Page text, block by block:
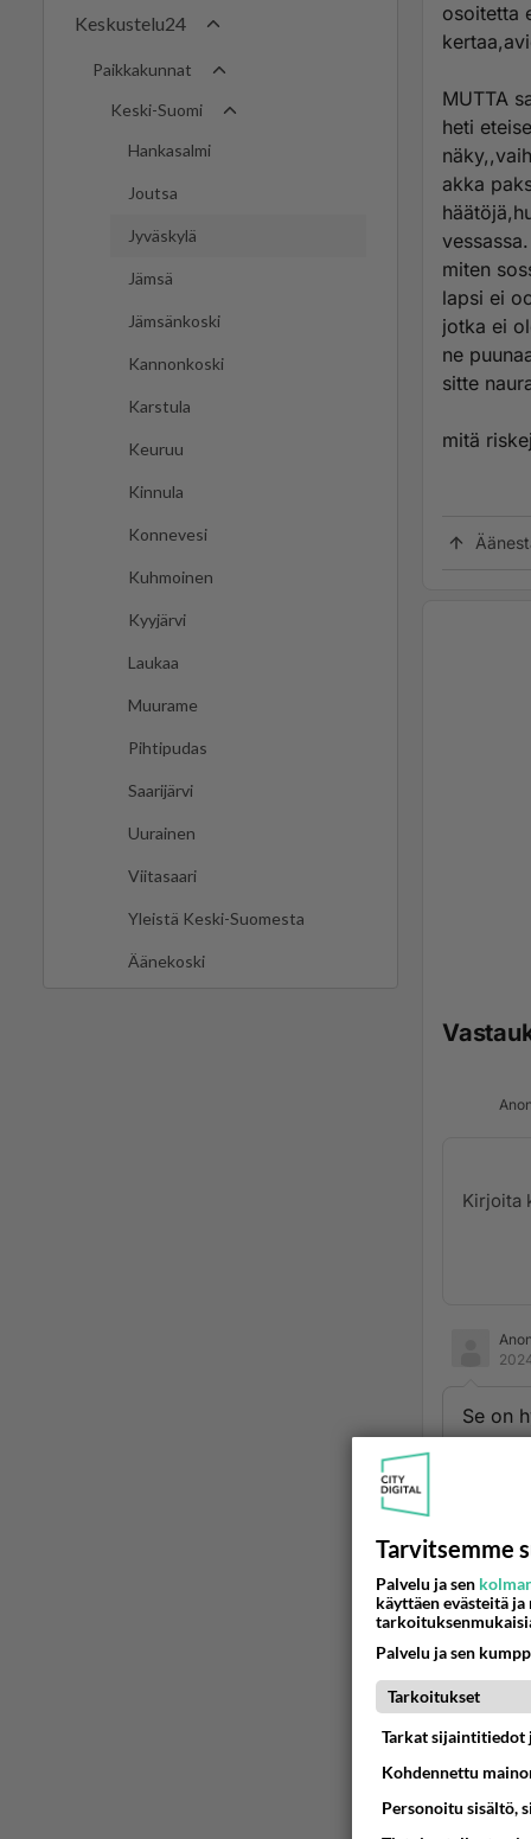
Keskustelu24
Paikkakunnat
Keski-Suomi
Hankasalmi
Joutsa
Jyväskylä
Jämsä
Jämsänkoski
Kannonkoski
Karstula
Keuruu
Kinnula
Konnevesi
Kuhmoinen
Kyyjärvi
Laukaa
Muurame
Pihtipudas
Saarijärvi
Uurainen
Viitasaari
Yleistä Keski-Suomesta
Äänekoski
osoitetta
MUTTA
heti
akka
vessassa.
miten
lapsi ei
jotka ei
ne
sitte
mitä
Se on
Tarvitsemme
Palvelu ja sen
käyttäen evästeitä
Palvelu ja sen
Tarkoitukset
Tarkat sijaintitiedot
Kohdennettu
Personoitu sisältö,